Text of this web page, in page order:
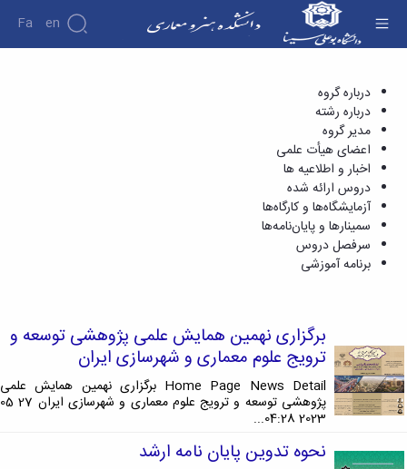
Fa En
دانشکده
درباره
دانشکده
تاریخچه
ریاست
دانشکده
آلبوم
عکس
اطلاعات
تماس
سازمان
آموزشی
معاونت
پژوهشی
معاونت
تحصیلات
پژوهش
نشریات
گروه
باستان
شناسی
اخبار و اطلاعیه ها - دانشکده هنر و معماری
درباره گروه
درباره رشته
مدیر گروه
اعضای هیأت علمی
اخبار و اطلاعیه ها
دروس ارائه شده
آزمایشگاه‌ها و کارگاه‌ها
سمینارها و پایان‌نامه‌ها
سرفصل دروس
برنامه آموزشی
برگزاری نهمین همایش علمی پژوهشی توسعه و
ترویج علوم معماری و شهرسازی ایران
Home Page News Detail برگزاری نهمین همایش علمی
پژوهشی توسعه و ترویج علوم معماری و شهرسازی ایران 27 05
2023 04:28...
نحوه تدوین پایان نامه ارشد